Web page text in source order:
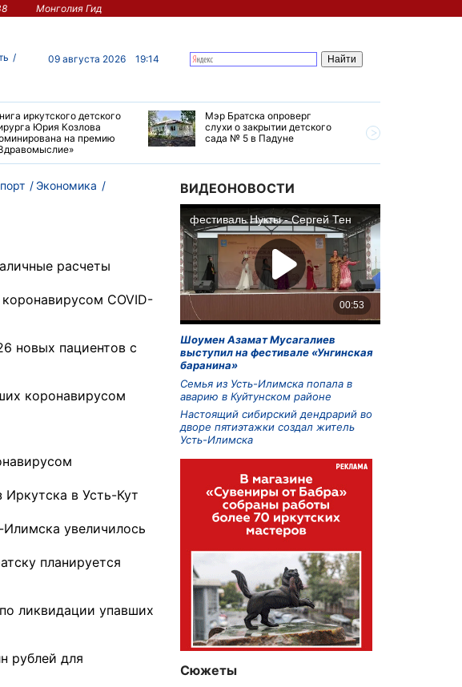
Монголия Гид
09 августа 2026 19:14
иркутского детского
Юрия Козлова
на премию
Мэр Братска опроверг
слухи о закрытии детского
сада № 5 в Падуне
Экономика
расчеты
COVID-
новых пациентов с
коронавирусом
Иркутска в Усть-Кут
увеличилось
планируется
ликвидации упавших
рублей для
ВИДЕОНОВОСТИ
Шоумен Азамат Мусагалиев
выступил на фестивале «Унгинская
баранина»
Семья из Усть-Илимска попала в
аварию в Куйтунском районе
Настоящий сибирский дендрарий во
дворе пятиэтажки создал житель
Усть-Илимска
Сюжеты